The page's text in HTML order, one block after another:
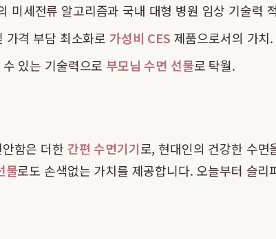
미세전류 알고리즘과 국내 대형 병원 임상 기술력
가격 부담 최소화로 가성비 CES 제품으로서의 가치.
있는 기술력으로 부모님 수면 선물로 탁월.
함은 더한 간편 수면기기로, 현대인의 건강한 수면
물로도 손색없는 가치를 제공합니다. 오늘부터 슬